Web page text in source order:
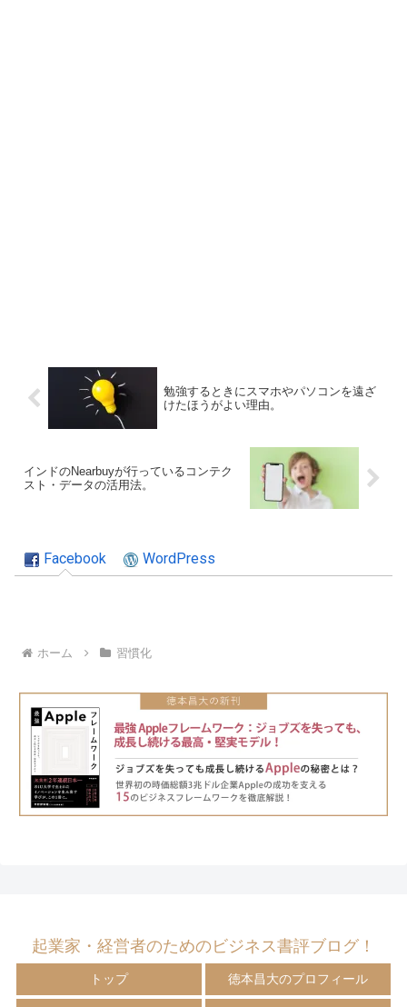
勉強するときにスマホやパソコンを遠ざ
けたほうがよい理由。
インドのNearbuyが行っているコンテク
スト・データの活用法。
Facebook WordPress
ホーム 習慣化
起業家・経営者のためのビジネス書評ブログ！
トップ 徳本昌大のプロフィール